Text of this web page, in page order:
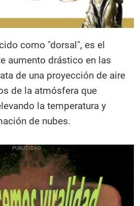
como "dorsal", es el
aumento drástico en las
de una proyección de aire
de la atmósfera que
la temperatura y
de nubes.